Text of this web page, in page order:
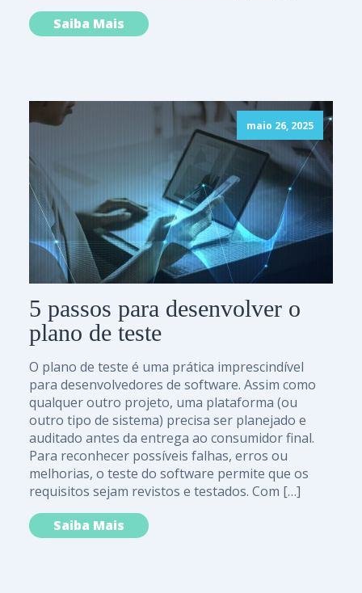
Saiba Mais
maio 26, 2025
5 passos para desenvolver o
plano de teste
O plano de teste é uma prática imprescindível
para desenvolvedores de software. Assim como
qualquer outro projeto, uma plataforma (ou
outro tipo de sistema) precisa ser planejado e
auditado antes da entrega ao consumidor final.
Para reconhecer possíveis falhas, erros ou
melhorias, o teste do software permite que os
requisitos sejam revistos e testados. Com […]
Saiba Mais